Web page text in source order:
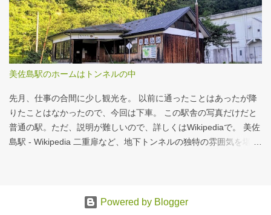
す。その鍵となるのが、地域の診療所へ患者を紹介する「逆紹
介」の推進です。しかし、その取り組みには大きな壁が存在しま
す。このレポートでは、データに基づき現状を分析し、未来への
道筋を探ります。 課題：大病院に集中する「再診」患者 紹介状の
く、外来機能の分化が進んでいない現状がうかがえます。これが
逆紹介推進の大きな背景となっています。 取り組...
美佐島駅のホームはトンネルの中
先月、仕事の合間に少し観光を。 以前に通ったことはあったが降
りたことはなかったので、今回は下車。 この駅舎の写真だけだと
普通の駅。ただ、説明が難しいので、詳しくはWikipediaで。 美佐
島駅 - Wikipedia 二重扉など、地下トンネルの独特の雰囲気を堪
ら、アウトカム志向の診療報酬について社内でディスカッショ
Powered by Blogger